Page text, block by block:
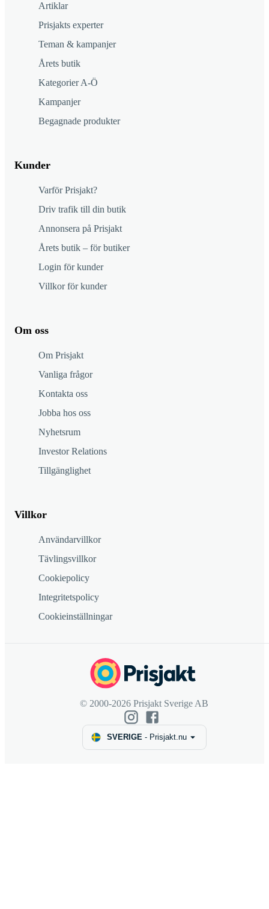
Artiklar
Prisjakts experter
Teman & kampanjer
Årets butik
Kategorier A-Ö
Kampanjer
Begagnade produkter
Kunder
Varför Prisjakt?
Driv trafik till din butik
Annonsera på Prisjakt
Årets butik – för butiker
Login för kunder
Villkor för kunder
Om oss
Om Prisjakt
Vanliga frågor
Kontakta oss
Jobba hos oss
Nyhetsrum
Investor Relations
Tillgänglighet
Villkor
Användarvillkor
Tävlingsvillkor
Cookiepolicy
Integritetspolicy
Cookieinställningar
© 2000-2026 Prisjakt Sverige AB
SVERIGE- Prisjakt.nu